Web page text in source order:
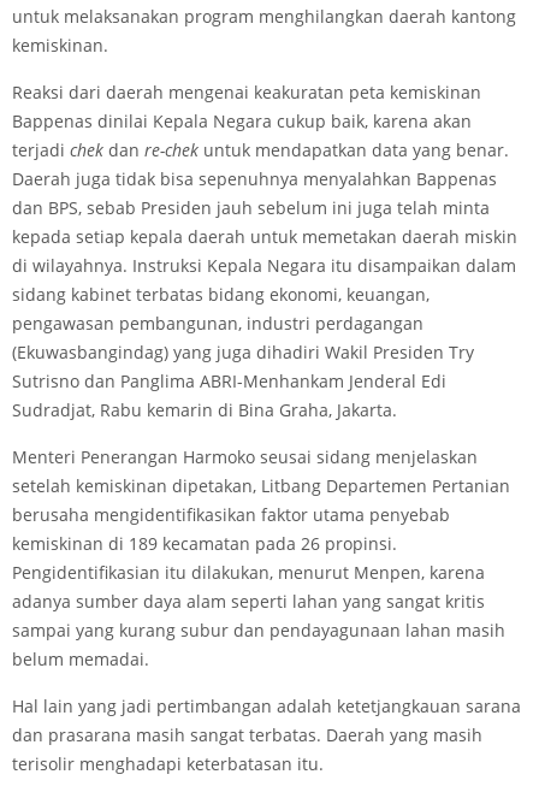
untuk melaksanakan program menghilangkan daerah kantong
kemiskinan.
Reaksi dari daerah mengenai keakuratan peta kemiskinan
Bappenas dinilai Kepala Negara cukup baik, karena akan
terjadi chek dan re-chek untuk mendapatkan data yang benar.
Daerah juga tidak bisa sepenuhnya menyalahkan Bappenas
dan BPS, sebab Presiden jauh sebelum ini juga telah minta
kepada setiap kepala daerah untuk memetakan daerah miskin
di wilayahnya. Instruksi Kepala Negara itu disampaikan dalam
sidang kabinet terbatas bidang ekonomi, keuangan,
pengawasan pembangunan, industri perdagangan
(Ekuwasbangindag) yang juga dihadiri Wakil Presiden Try
Sutrisno dan Panglima ABRI-Menhankam Jenderal Edi
Sudradjat, Rabu kemarin di Bina Graha, Jakarta.
Menteri Penerangan Harmoko seusai sidang menjelaskan
setelah kemiskinan dipetakan, Litbang Departemen Pertanian
berusaha mengidentifikasikan faktor utama penyebab
kemiskinan di 189 kecamatan pada 26 propinsi.
Pengidentifikasian itu dilakukan, menurut Menpen, karena
adanya sumber daya alam seperti lahan yang sangat kritis
sampai yang kurang subur dan pendayagunaan lahan masih
belum memadai.
Hal lain yang jadi pertimbangan adalah ketetjangkauan sarana
dan prasarana masih sangat terbatas. Daerah yang masih
terisolir menghadapi keterbatasan itu.